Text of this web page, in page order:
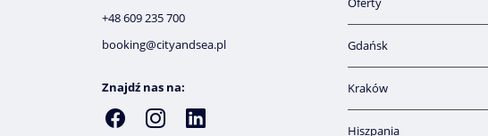
+48 609 235 700
booking@cityandsea.pl
Znajdź nas na:
Gdańsk
Kraków
Hiszpania